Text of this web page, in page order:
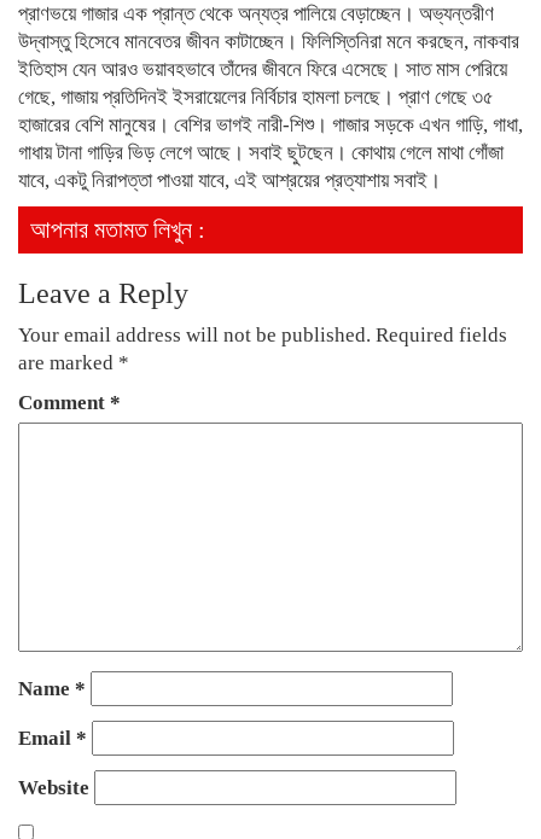
প্রাণভয়ে গাজার এক প্রান্ত থেকে অন্যত্র পালিয়ে বেড়াচ্ছেন। অভ্যন্তরীণ
উদ্বাস্তু হিসেবে মানবেতর জীবন কাটাচ্ছেন। ফিলিস্তিনিরা মনে করছেন, নাকবার
ইতিহাস যেন আরও ভয়াবহভাবে তাঁদের জীবনে ফিরে এসেছে। সাত মাস পেরিয়ে
গেছে, গাজায় প্রতিদিনই ইসরায়েলের নির্বিচার হামলা চলছে। প্রাণ গেছে ৩৫
হাজারের বেশি মানুষের। বেশির ভাগই নারী-শিশু। গাজার সড়কে এখন গাড়ি, গাধা,
গাধায় টানা গাড়ির ভিড় লেগে আছে। সবাই ছুটছেন। কোথায় গেলে মাথা গোঁজা
যাবে, একটু নিরাপত্তা পাওয়া যাবে, এই আশ্রয়ের প্রত্যাশায় সবাই।
আপনার মতামত লিখুন :
Leave a Reply
Your email address will not be published. Required fields
are marked *
Comment *
Name *
Email *
Website